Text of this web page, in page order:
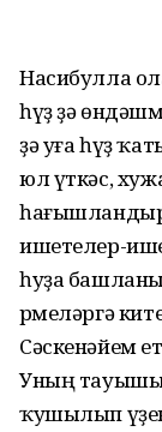
Насибулла
һүҙ ҙә
ҙә уға һүҙ
юл үткәс,
ишетелер-
һуҙа
Әрмеләргә
Сәскенәйем
Уның
ҡушылып